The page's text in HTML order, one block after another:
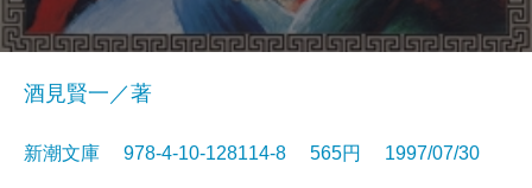
酒見賢一／著
新潮文庫 978-4-10-128114-8 565円 1997/07/30